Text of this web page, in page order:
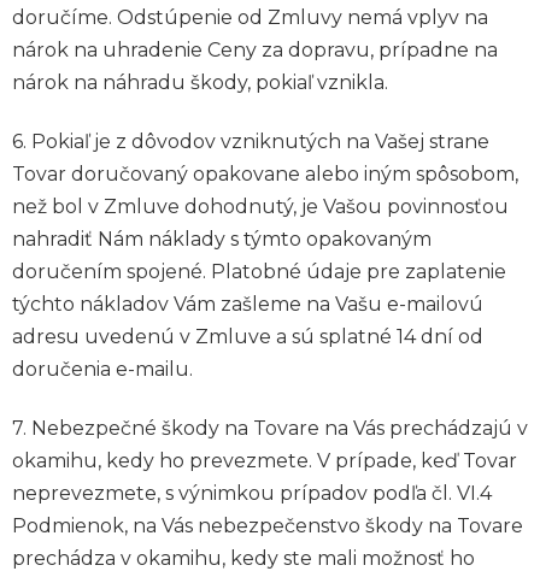
doručíme. Odstúpenie od Zmluvy nemá vplyv na
nárok na uhradenie Ceny za dopravu, prípadne na
nárok na náhradu škody, pokiaľ vznikla.
6. Pokiaľ je z dôvodov vzniknutých na Vašej strane
Tovar doručovaný opakovane alebo iným spôsobom,
než bol v Zmluve dohodnutý, je Vašou povinnosťou
nahradiť Nám náklady s týmto opakovaným
doručením spojené. Platobné údaje pre zaplatenie
týchto nákladov Vám zašleme na Vašu e-mailovú
adresu uvedenú v Zmluve a sú splatné 14 dní od
doručenia e-mailu.
7. Nebezpečné škody na Tovare na Vás prechádzajú v
okamihu, kedy ho prevezmete. V prípade, keď Tovar
neprevezmete, s výnimkou prípadov podľa čl. VI.4
Podmienok, na Vás nebezpečenstvo škody na Tovare
prechádza v okamihu, kedy ste mali možnosť ho